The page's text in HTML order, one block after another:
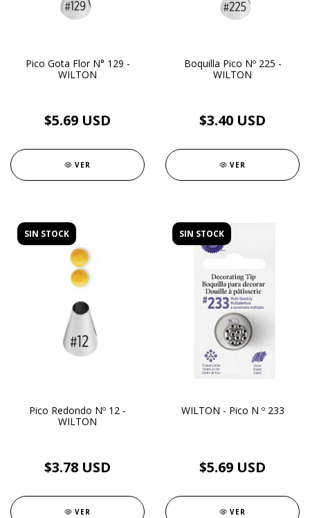
Pico Gota Flor N° 129 -
WILTON
$5.69 USD
VER
Boquilla Pico Nº 225 -
WILTON
$3.40 USD
VER
SIN STOCK
Pico Redondo Nº 12 -
WILTON
$3.78 USD
VER
SIN STOCK
WILTON - Pico N º 233
$5.69 USD
VER